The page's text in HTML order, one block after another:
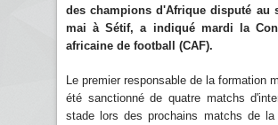
des champions d'Afrique disputé au
mai à Sétif, a indiqué mardi la
africaine de football (CAF).
Le premier responsable de la formation
été sanctionné de quatre matchs
stade lors des prochains matchs de la